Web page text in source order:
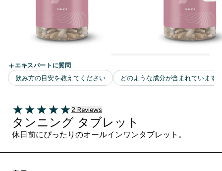
5 out of 5 stars
2 ＋件の口コミ
2 Reviews
タンニング タブレット
休日前にぴったりのオールインワンタブレット。